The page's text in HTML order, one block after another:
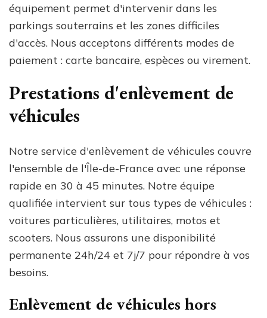
équipement permet d'intervenir dans les
parkings souterrains et les zones difficiles
d'accès. Nous acceptons différents modes de
paiement : carte bancaire, espèces ou virement.
Prestations d'enlèvement de
véhicules
Notre service d'enlèvement de véhicules couvre
l'ensemble de l'Île-de-France avec une réponse
rapide en 30 à 45 minutes. Notre équipe
qualifiée intervient sur tous types de véhicules :
voitures particulières, utilitaires, motos et
scooters. Nous assurons une disponibilité
permanente 24h/24 et 7j/7 pour répondre à vos
besoins.
Enlèvement de véhicules hors